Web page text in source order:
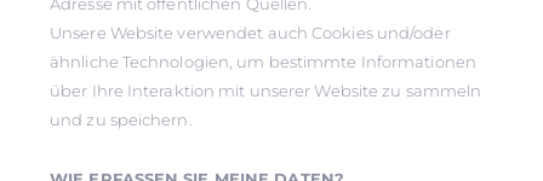
Unsere Website verwendet auch Cookies und/oder
ähnliche Technologien, um bestimmte Informationen
über Ihre Interaktion mit unserer Website zu sammeln
und zu speichern.